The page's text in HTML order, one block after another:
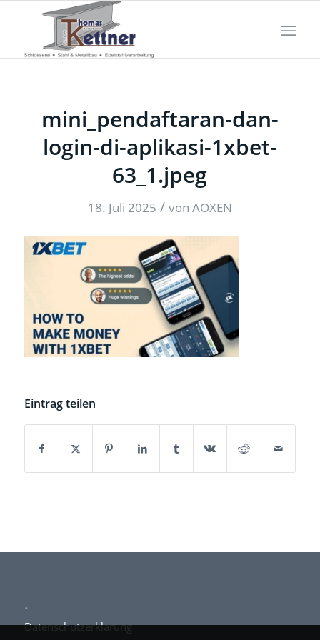
mini_pendaftaran-dan-
login-di-aplikasi-1xbet-
63_1.jpeg
18. Juli 2025 / von AOXEN
Eintrag teilen
.
Datenschutzerklärung